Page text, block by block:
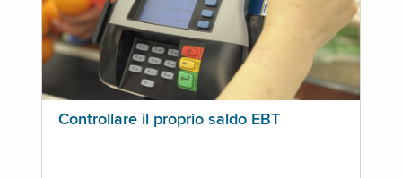
Controllare il proprio saldo EBT